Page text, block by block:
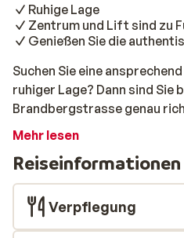
Ruhige Lage
Zentrum und Lift sind zu
Genießen Sie die
Suchen Sie eine
ruhiger Lage? Dann sind Sie
Brandbergstrasse genau
die Gondel und das
und im typischen Tiroler Stil
über eine Wohnküche, 1
ein schönes Bad.
Mehr lesen
Reiseinformationen
Verpflegung